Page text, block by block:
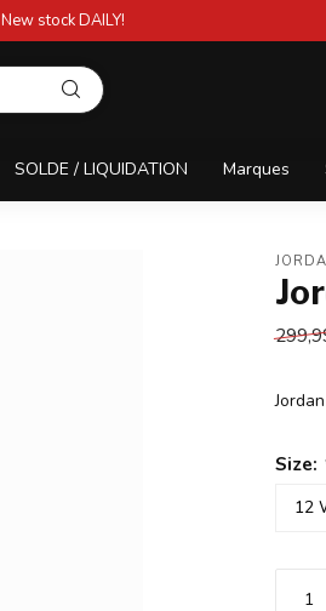
New stock DAILY!
SOLDE / LIQUIDATION Marques
Size: